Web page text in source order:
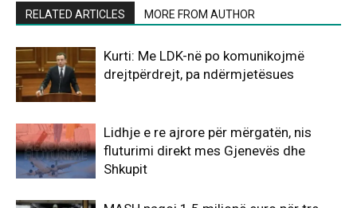
RELATED ARTICLES MORE FROM AUTHOR
Kurti: Me LDK-në po komunikojmë
drejtpërdrejt, pa ndërmjetësues
Lidhje e re ajrore për mërgatën, nis
fluturimi direkt mes Gjenevës dhe
Shkupit